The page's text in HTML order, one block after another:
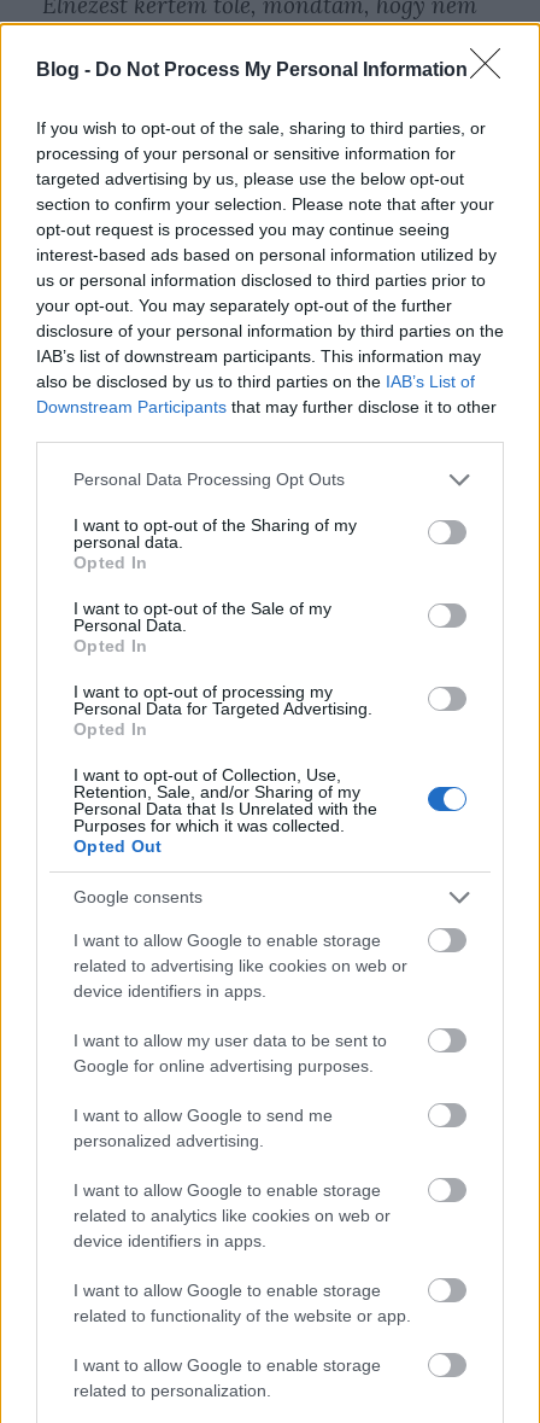
Blog - Do Not Process My Personal Information
If you wish to opt-out of the sale, sharing to third parties, or
processing of your personal or sensitive information for
targeted advertising by us, please use the below opt-out
section to confirm your selection. Please note that after your
opt-out request is processed you may continue seeing
interest-based ads based on personal information utilized by
us or personal information disclosed to third parties prior to
your opt-out. You may separately opt-out of the further
disclosure of your personal information by third parties on the
IAB’s list of downstream participants. This information may
also be disclosed by us to third parties on the IAB’s List of
Downstream Participants that may further disclose it to other
Please note that this website/app uses one or more Google
not limited to your visit or usage behaviour. You may click to
grant or deny consent to Google and its third-party tags to
use your data for below specified purposes in below Google
consent section.
Personal Data Processing Opt Outs
I want to opt-out of the Sharing of my
personal data.
Opted In
I want to opt-out of the Sale of my
Personal Data.
Opted In
I want to opt-out of processing my
Personal Data for Targeted Advertising.
Opted In
I want to opt-out of Collection, Use,
Retention, Sale, and/or Sharing of my
Personal Data that Is Unrelated with the
Purposes for which it was collected.
Opted Out
Google consents
I want to allow Google to enable storage
related to advertising like cookies on web or
device identifiers in apps.
I want to allow my user data to be sent to
Google for online advertising purposes.
I want to allow Google to send me
personalized advertising.
I want to allow Google to enable storage
related to analytics like cookies on web or
device identifiers in apps.
I want to allow Google to enable storage
related to functionality of the website or app.
I want to allow Google to enable storage
related to personalization.
Erre a szavamba vágott idézem: "Tudja mit,
utasok meg fagyjanak meg!"
Teljesen ledöbbentett, amit a férfi mondott;
közöltem vele, hogy szerintem nekem nem
kéne tudnom, hogyha az első ajtót kinyitom,
a többi ajtó is automatikusan kinyílik, de
már nem is figyelt rám, mintha ott sem
lettem volna, az idős férfival beszélgettek
tovább.
Leültem egy székre, gondolkoztam, de
egyszerűen nem tudtam hova tenni a
- felidegesítem akaratlanul is a sofőrt, ezért
a többi utast is "bünteti"? Azokat, akik
havonta megveszik a méregdrága bérleteket
vagy jegyeket, erre meg egy idegbeteg
kell utazniuk télen?
A sofőr komolyan gondolta, amit mondott,
az utasokra tényleg "kollektív büntetést"
szabott ki, a maradék 8 percben minden
ajtót nyitva hagyott és nem fűtött;
mondanom sem kell január közepén nem
Mellesleg, könnyű ocsmány, lekezelő
éves lánnyal. Nem emeltem fel a hangomat -
vele ellentétben -, elnézést kértem a "nagy"
hibáért amit elkövettem, (szerintem neki
egy gombnyomás, hogy újra bezárja az
ajtókat...), tehát szerintem szükségtelen volt
ez az egész kollektív büntetés és
minősíthetetlen viselkedés, amit a sofőr
Tehát üzenem a BPI-917 rendszámú, 169E
jelzésű busz vezetőjének, aki az Örs vezér
teréről 9:54-kor indult Pécel felé - ha netán